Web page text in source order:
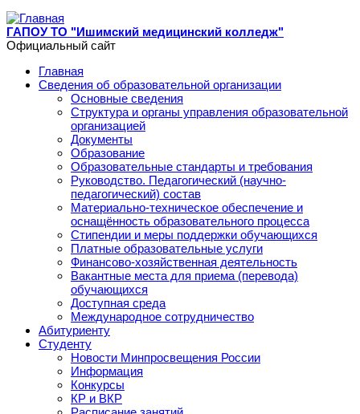
Перейти к основному содержанию
ГАПОУ ТО "Ишимский медицинский колледж"
Официальный сайт
Главная
Сведения об образовательной организации
Основные сведения
Структура и органы управления образовательной
организацией
Документы
Образование
Образовательные стандарты и требования
Руководство. Педагогический (научно-
педагогический) состав
Материально-техническое обеспечение и
оснащённость образовательного процесса
Стипендии и меры поддержки обучающихся
Платные образовательные услуги
Финансово-хозяйственная деятельность
Вакантные места для приема (перевода)
обучающихся
Доступная среда
Международное сотрудничество
Абитуриенту
Студенту
Новости Минпросвещения России
Информация
Конкурсы
КР и ВКР